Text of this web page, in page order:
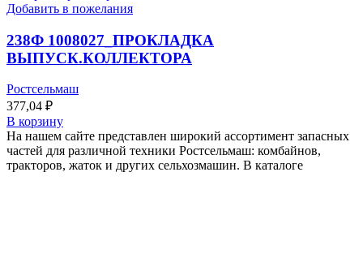
Добавить в пожелания
238Ф 1008027_ПРОКЛАДКА
ВЫПУСК.КОЛЛЕКТОРА
Ростсельмаш
377,04 ₽
В корзину
На нашем сайте представлен широкий ассортимент запасных
частей для различной техники Ростсельмаш: комбайнов,
тракторов, жаток и других сельхозмашин. В каталоге